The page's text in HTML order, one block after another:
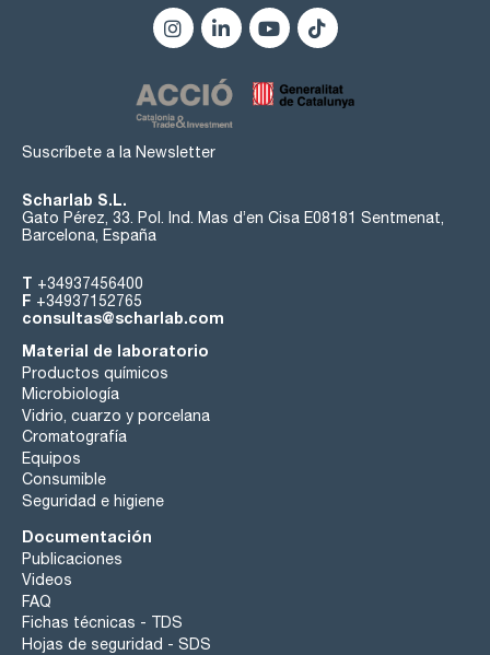
Suscríbete a la Newsletter
Scharlab S.L.
Gato Pérez, 33. Pol. Ind. Mas d’en Cisa E08181 Sentmenat,
Barcelona, España
T +34937456400
F +34937152765
consultas@scharlab.com
Material de laboratorio
Productos químicos
Microbiología
Vidrio, cuarzo y porcelana
Cromatografía
Equipos
Consumible
Seguridad e higiene
Documentación
Publicaciones
Videos
FAQ
Fichas técnicas - TDS
Hojas de seguridad - SDS